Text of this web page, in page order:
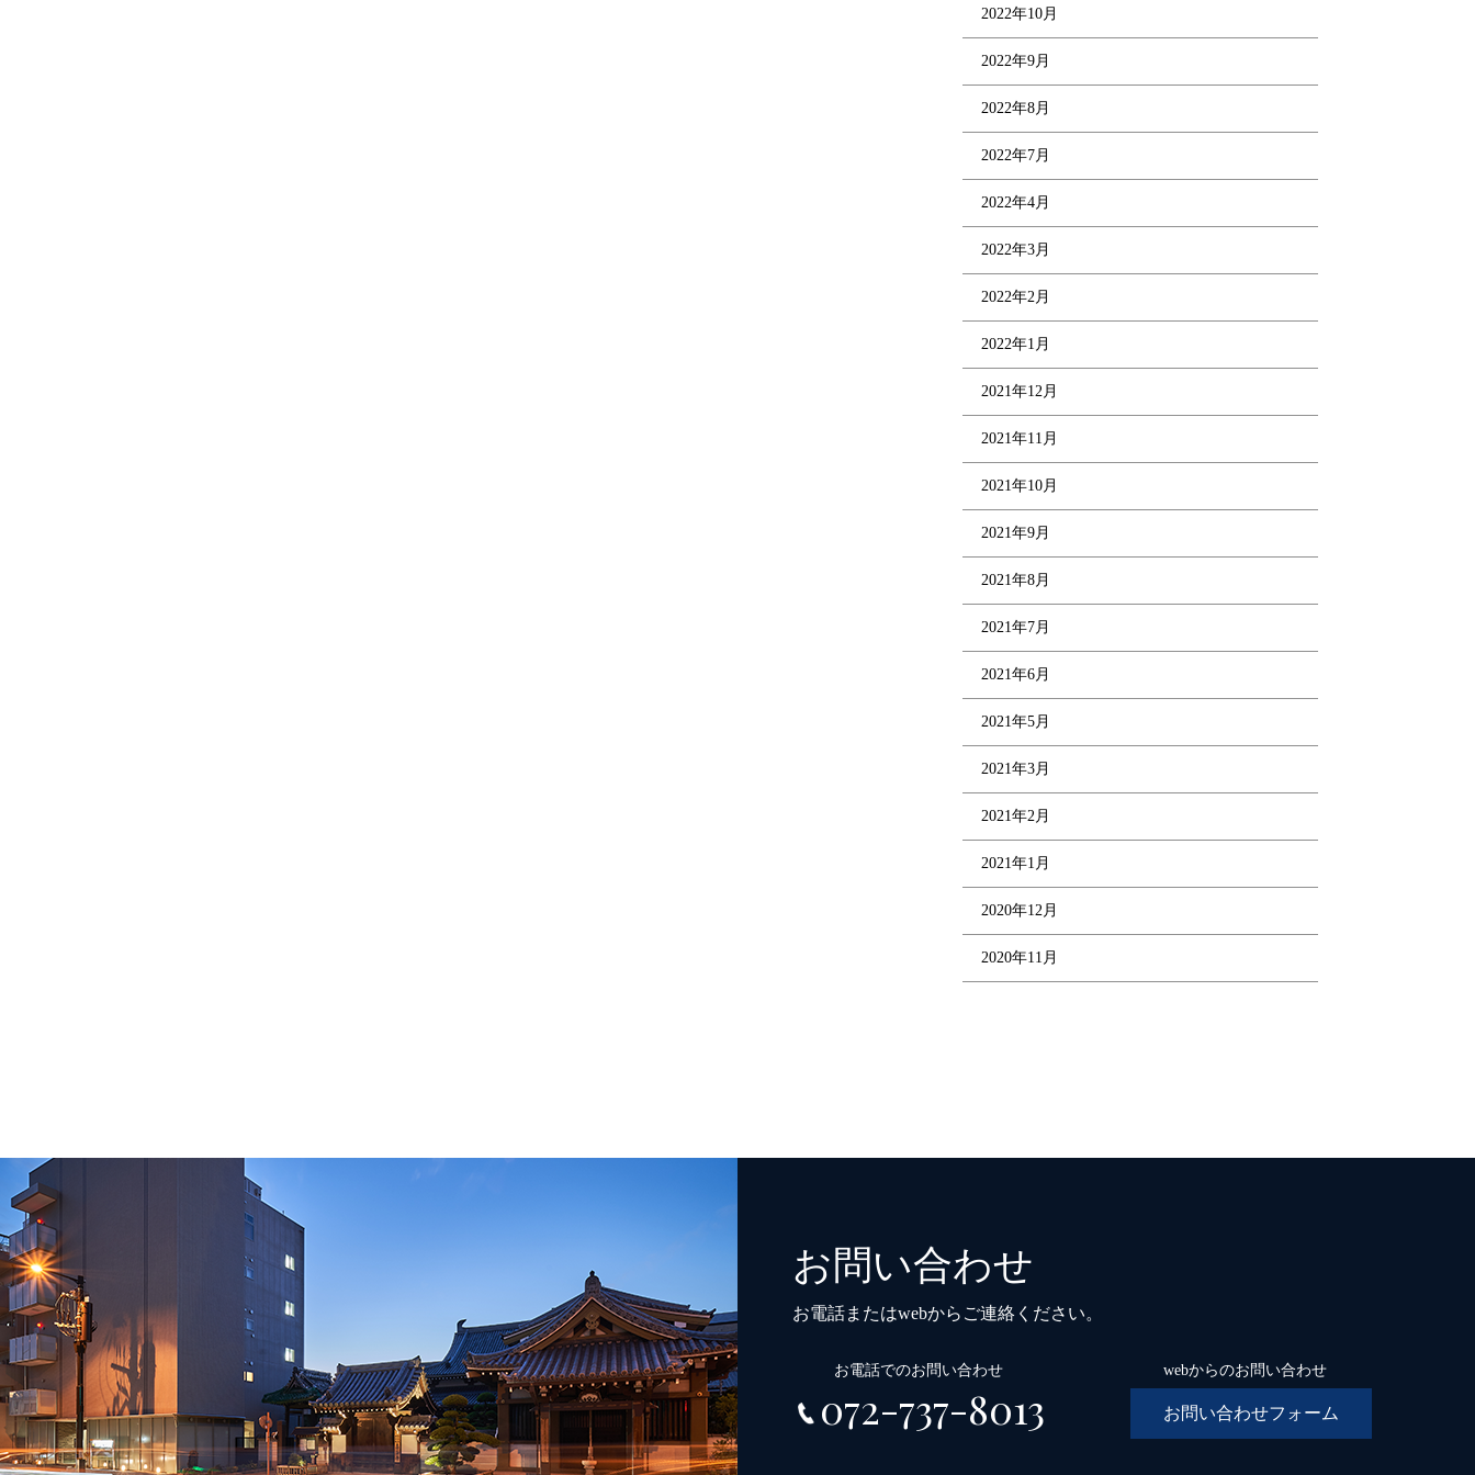
2022年10月
2022年9月
2022年8月
2022年7月
2022年4月
2022年3月
2022年2月
2022年1月
2021年12月
2021年11月
2021年10月
2021年9月
2021年8月
2021年7月
2021年6月
2021年5月
2021年3月
2021年2月
2021年1月
2020年12月
2020年11月
お問い合わせ
お電話またはwebからご連絡ください。
お電話でのお問い合わせ
072-737-8013
webからのお問い合わせ
お問い合わせフォーム